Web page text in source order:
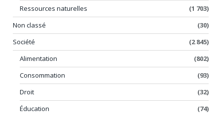
Ressources naturelles
(1 703)
Non classé
(30)
Société
(2 845)
Alimentation
(802)
Consommation
(93)
Droit
(32)
Éducation
(74)